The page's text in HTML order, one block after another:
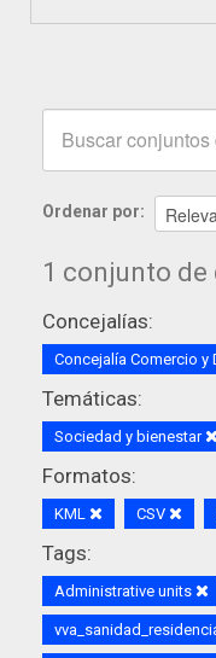
Ordenar por
1 conjunto
Concejalías:
Concejalía Comercio y
Temáticas:
Sociedad y bienestar
Formatos:
KML CSV
Tags:
Administrative units